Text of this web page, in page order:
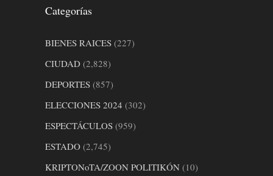
Categorías
BIENES RAICES (227)
CIUDAD (2,828)
DEPORTES (857)
ELECCIONES 2024 (302)
ESPECTÁCULOS (959)
ESTADO (2,745)
KRIPTONoTA/ZOON POLITIKÓN (10)